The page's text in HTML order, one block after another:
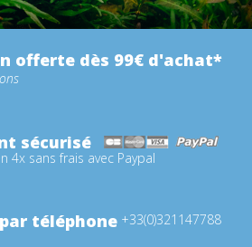
offerte dès 99€ d'achat*
sécurisé
4x sans frais avec Paypal
téléphone +33(0)321147788